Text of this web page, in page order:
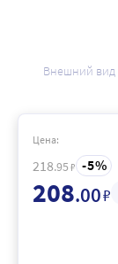
Внешний вид
Цена:
218.95 ₽ 5
208.00₽